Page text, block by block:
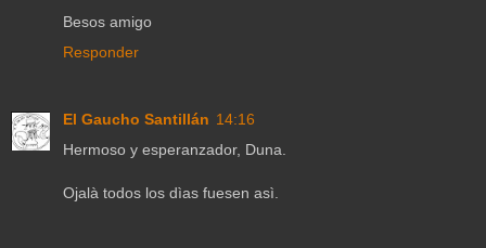
Besos amigo
Responder
El Gaucho Santillán 14:16
Hermoso y esperanzador, Duna.
Ojalà todos los dìas fuesen asì.